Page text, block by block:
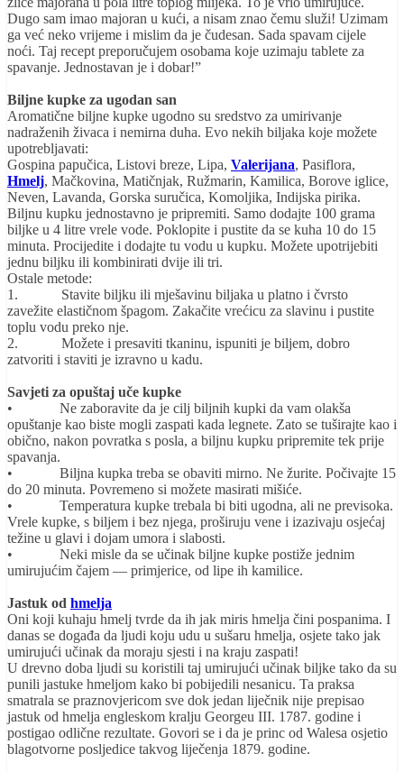
Dugo sam imao majoran u kući, a nisam znao čemu služi! Uzimam
ga već neko vrijeme i mislim da je čudesan. Sada spavam cijele
noći. Taj recept preporučujem osobama koje uzimaju tablete za
spavanje. Jednostavan je i dobar!”
Biljne kupke za ugodan san
Aromatične biljne kupke ugodno su sredstvo za umirivanje
nadraženih živaca i nemirna duha. Evo nekih biljaka koje možete
upotrebljavati:
Gospina papučica, Listovi breze, Lipa, Valerijana, Pasiflora,
Hmelj, Mačkovina, Matičnjak, Ružmarin, Kamilica, Borove iglice,
Neven, Lavanda, Gorska suručica, Komoljika, Indijska pirika.
Biljnu kupku jednostavno je pripremiti. Samo dodajte 100 grama
biljke u 4 litre vrele vode. Poklopite i pustite da se kuha 10 do 15
minuta. Procijedite i dodajte tu vodu u kupku. Možete upotrijebiti
jednu biljku ili kombinirati dvije ili tri.
Ostale metode:
1. Stavite biljku ili mješavinu biljaka u platno i čvrsto
zavežite elastičnom špagom. Zakačite vrećicu za slavinu i pustite
toplu vodu preko nje.
2. Možete i presaviti tkaninu, ispuniti je biljem, dobro
zatvoriti i staviti je izravno u kadu.
Savjeti za opuštaj uče kupke
• Ne zaboravite da je cilj biljnih kupki da vam olakša
opuštanje kao biste mogli zaspati kada legnete. Zato se tuširajte kao i
obično, nakon povratka s posla, a biljnu kupku pripremite tek prije
spavanja.
• Biljna kupka treba se obaviti mirno. Ne žurite. Počivajte 15
do 20 minuta. Povremeno si možete masirati mišiće.
• Temperatura kupke trebala bi biti ugodna, ali ne previsoka.
Vrele kupke, s biljem i bez njega, proširuju vene i izazivaju osjećaj
težine u glavi i dojam umora i slabosti.
• Neki misle da se učinak biljne kupke postiže jednim
umirujućim čajem — primjerice, od lipe ih kamilice.
Jastuk od hmelja
Oni koji kuhaju hmelj tvrde da ih jak miris hmelja čini pospanima. I
danas se događa da ljudi koju udu u sušaru hmelja, osjete tako jak
umirujući učinak da moraju sjesti i na kraju zaspati!
U drevno doba ljudi su koristili taj umirujući učinak biljke tako da su
punili jastuke hmeljom kako bi pobijedili nesanicu. Ta praksa
smatrala se praznovjericom sve dok jedan liječnik nije prepisao
jastuk od hmelja engleskom kralju Georgeu III. 1787. godine i
postigao odlične rezultate. Govori se i da je princ od Walesa osjetio
blagotvorne posljedice takvog liječenja 1879. godine.